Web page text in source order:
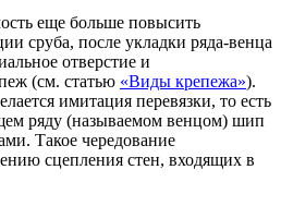
еще больше повысить
сруба, после укладки ряда-венца
отверстие и
(см. статью «Виды крепежа»).
имитация перевязки, то есть
ряду (называемом венцом) шип
Такое чередование
сцепления стен, входящих в